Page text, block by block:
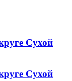
Сухой
Сухой